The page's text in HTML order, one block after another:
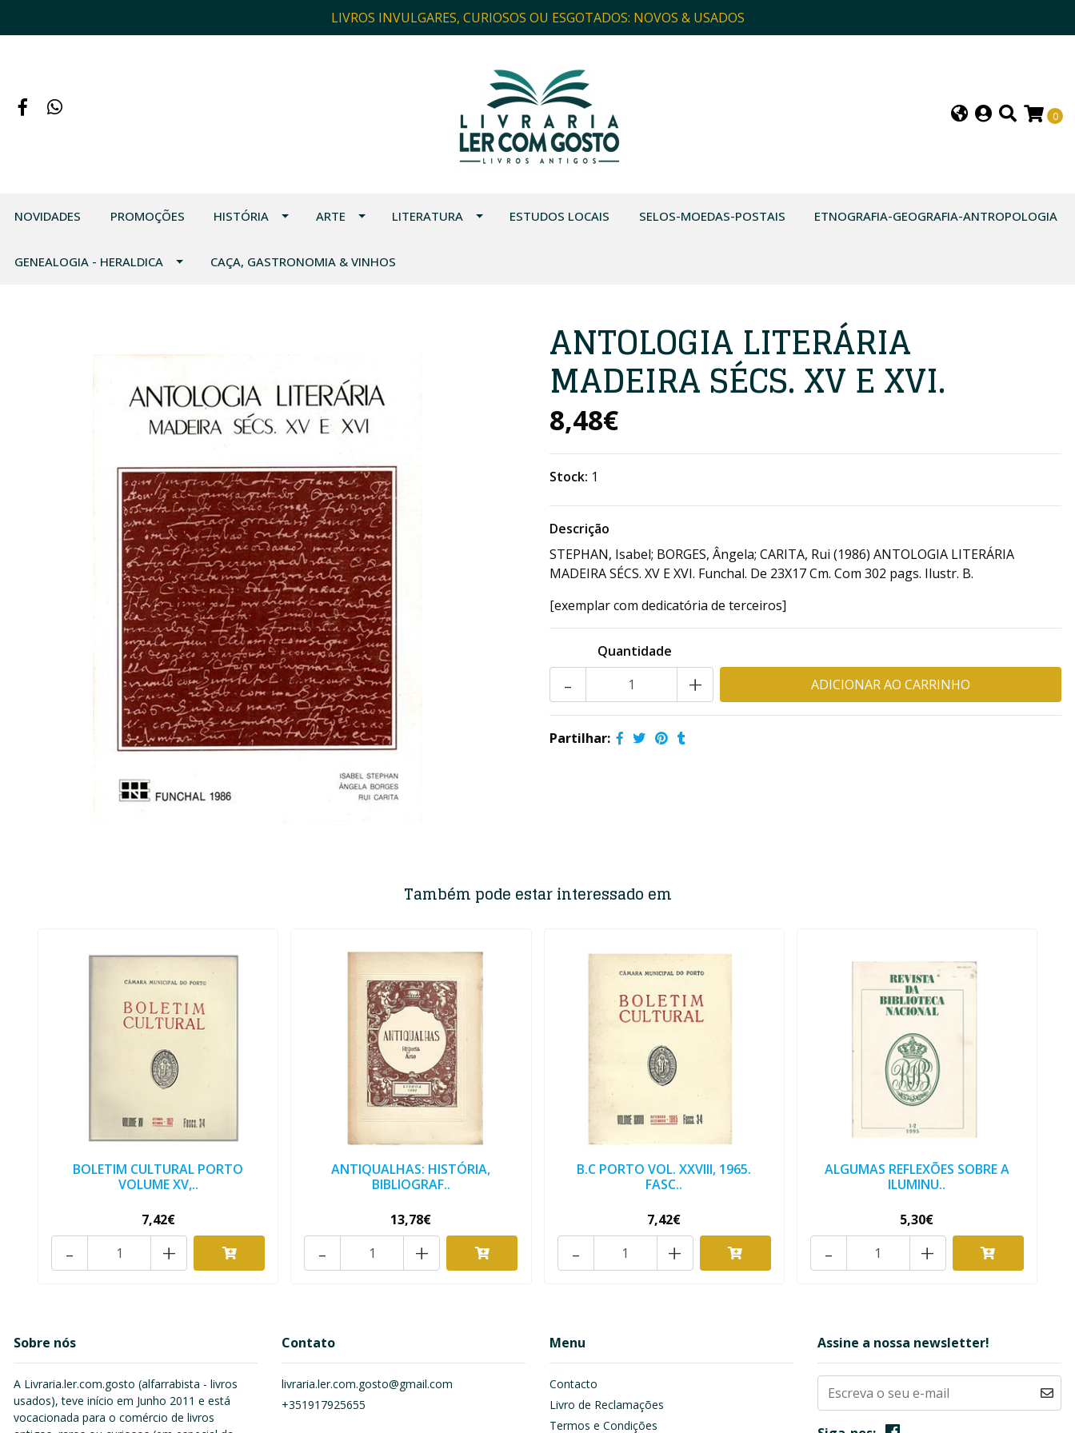
LIVROS INVULGARES, CURIOSOS OU ESGOTADOS: NOVOS & USADOS
0
NOVIDADES PROMOÇÕES HISTÓRIA ARTE LITERATURA ESTUDOS LOCAIS SELOS-MOEDAS-POSTAIS ETNOGRAFIA-GEOGRAFIA-ANTROPOLOGIA
GENEALOGIA - HERALDICA CAÇA, GASTRONOMIA & VINHOS
ANTOLOGIA LITERÁRIA
MADEIRA SÉCS. XV E XVI.
8,48€
Stock: 1
Descrição
STEPHAN, Isabel; BORGES, Ângela; CARITA, Rui (1986) ANTOLOGIA LITERÁRIA
MADEIRA SÉCS. XV E XVI. Funchal. De 23X17 Cm. Com 302 pags. Ilustr. B.
[exemplar com dedicatória de terceiros]
Quantidade
+
-
Partilhar:
Também pode estar interessado em
BOLETIM CULTURAL PORTO
VOLUME XV,..
7,42€
+
-
ANTIQUALHAS: HISTÓRIA,
BIBLIOGRAF..
13,78€
+
-
B.C PORTO VOL. XXVIII, 1965.
FASC..
7,42€
+
-
ALGUMAS REFLEXÕES SOBRE A
ILUMINU..
5,30€
+
-
Sobre nós
A Livraria.ler.com.gosto (alfarrabista - livros
usados), teve início em Junho 2011 e está
vocacionada para o comércio de livros
Contato
livraria.ler.com.gosto@gmail.com
+351917925655
Menu
Contacto
Livro de Reclamações
Termos e Condições
Assine a nossa newsletter!